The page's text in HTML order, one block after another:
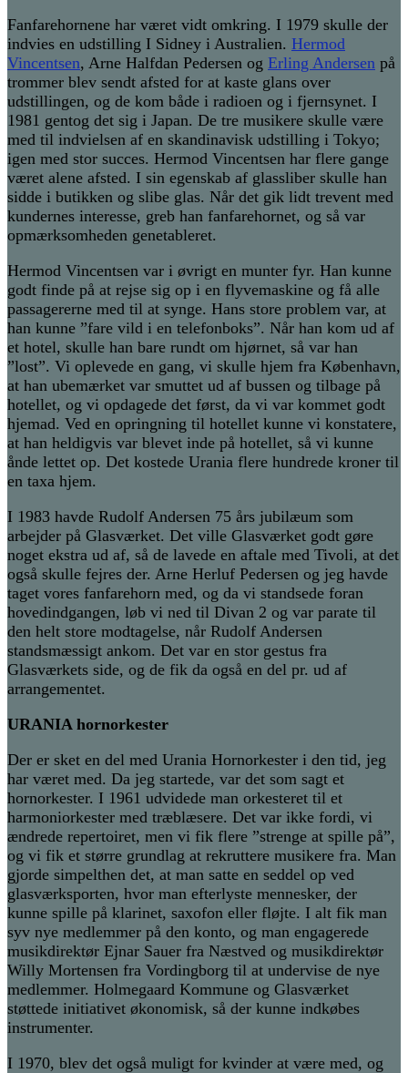
Fanfarehornene har været vidt omkring. I 1979 skulle der
indvies en udstilling I Sidney i Australien. Hermod
Vincentsen, Arne Halfdan Pedersen og Erling Andersen på
trommer blev sendt afsted for at kaste glans over
udstillingen, og de kom både i radioen og i fjernsynet. I
1981 gentog det sig i Japan. De tre musikere skulle være
med til indvielsen af en skandinavisk udstilling i Tokyo;
igen med stor succes. Hermod Vincentsen har flere gange
været alene afsted. I sin egenskab af glassliber skulle han
sidde i butikken og slibe glas. Når det gik lidt trevent med
kundernes interesse, greb han fanfarehornet, og så var
opmærksomheden genetableret.
Hermod Vincentsen var i øvrigt en munter fyr. Han kunne
godt finde på at rejse sig op i en flyvemaskine og få alle
passagererne med til at synge. Hans store problem var, at
han kunne ”fare vild i en telefonboks”. Når han kom ud af
et hotel, skulle han bare rundt om hjørnet, så var han
”lost”. Vi oplevede en gang, vi skulle hjem fra København,
at han ubemærket var smuttet ud af bussen og tilbage på
hotellet, og vi opdagede det først, da vi var kommet godt
hjemad. Ved en opringning til hotellet kunne vi konstatere,
at han heldigvis var blevet inde på hotellet, så vi kunne
ånde lettet op. Det kostede Urania flere hundrede kroner til
en taxa hjem.
I 1983 havde Rudolf Andersen 75 års jubilæum som
arbejder på Glasværket. Det ville Glasværket godt gøre
noget ekstra ud af, så de lavede en aftale med Tivoli, at det
også skulle fejres der. Arne Herluf Pedersen og jeg havde
taget vores fanfarehorn med, og da vi standsede foran
hovedindgangen, løb vi ned til Divan 2 og var parate til
den helt store modtagelse, når Rudolf Andersen
standsmæssigt ankom. Det var en stor gestus fra
Glasværkets side, og de fik da også en del pr. ud af
arrangementet.
URANIA hornorkester
Der er sket en del med Urania Hornorkester i den tid, jeg
har været med. Da jeg startede, var det som sagt et
hornorkester. I 1961 udvidede man orkesteret til et
harmoniorkester med træblæsere. Det var ikke fordi, vi
ændrede repertoiret, men vi fik flere ”strenge at spille på”,
og vi fik et større grundlag at rekruttere musikere fra. Man
gjorde simpelthen det, at man satte en seddel op ved
glasværksporten, hvor man efterlyste mennesker, der
kunne spille på klarinet, saxofon eller fløjte. I alt fik man
syv nye medlemmer på den konto, og man engagerede
musikdirektør Ejnar Sauer fra Næstved og musikdirektør
Willy Mortensen fra Vordingborg til at undervise de nye
medlemmer. Holmegaard Kommune og Glasværket
støttede initiativet økonomisk, så der kunne indkøbes
instrumenter.
I 1970, blev det også muligt for kvinder at være med, og